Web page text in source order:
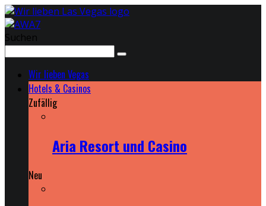
Suchen
Wir lieben Vegas
Hotels & Casinos
Zufällig
Aria Resort und Casino
Neu